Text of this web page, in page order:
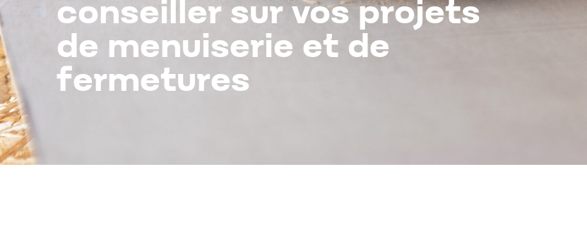
conseiller sur vos projets
de menuiserie et de
fermetures